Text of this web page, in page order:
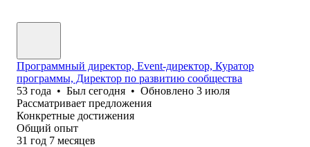
Программный директор, Event-директор, Куратор
программы, Директор по развитию сообщества
53 года • Был сегодня • Обновлено 3 июля
Рассматривает предложения
Конкретные достижения
Общий опыт
31 год 7 месяцев